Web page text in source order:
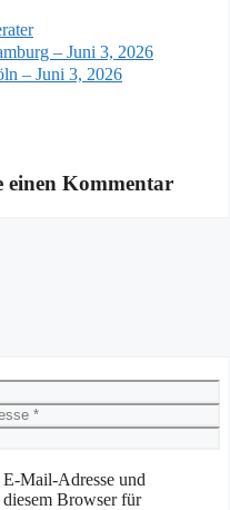
– Juni 3, 2026
– Juni 3, 2026
einen Kommentar
Mail-Adresse und
Browser für